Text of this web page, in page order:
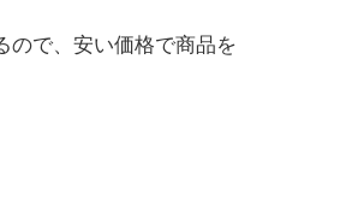
ので、安い価格で商品を